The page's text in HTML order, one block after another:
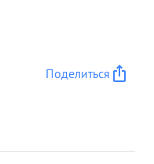
Поделиться